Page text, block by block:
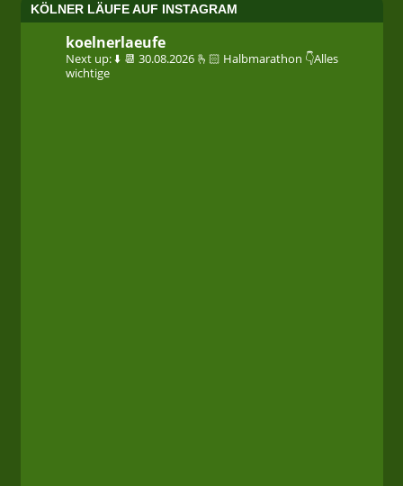
KÖLNER LÄUFE AUF INSTAGRAM
koelnerlaeufe
Next up: ⬇️ 📆 30.08.2026 🫰🏻 Halbmarathon 👇Alles
wichtige